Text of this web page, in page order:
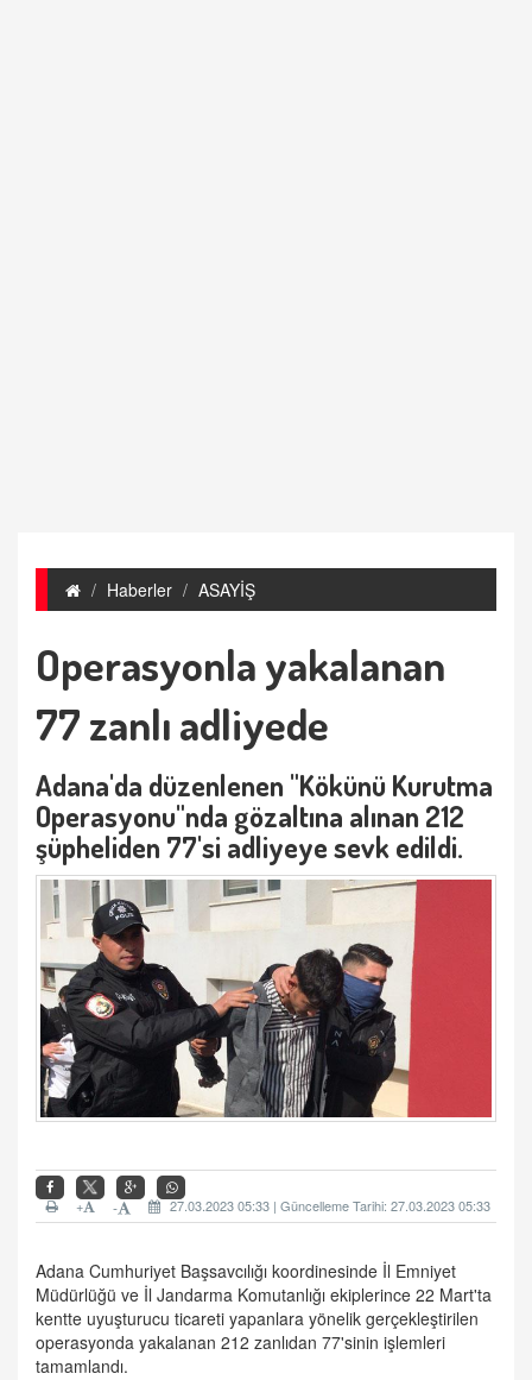
Haberler ASAYİŞ
Operasyonla yakalanan
77 zanlı adliyede
Adana'da düzenlenen "Kökünü Kurutma
Operasyonu"nda gözaltına alınan 212
şüpheliden 77'si adliyeye sevk edildi.
27.03.2023 05:33 | Güncelleme Tarihi: 27.03.2023 05:33
-
+
Adana Cumhuriyet Başsavcılığı koordinesinde İl Emniyet
Müdürlüğü ve İl Jandarma Komutanlığı ekiplerince 22 Mart'ta
kentte uyuşturucu ticareti yapanlara yönelik gerçekleştirilen
operasyonda yakalanan 212 zanlıdan 77'sinin işlemleri
tamamlandı.